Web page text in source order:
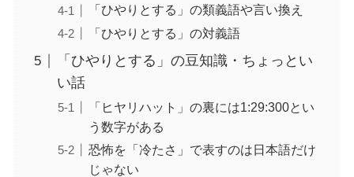
「ひやりとする」の類義語や言い換え
「ひやりとする」の対義語
「ひやりとする」の豆知識・ちょっとい
い話
「ヒヤリハット」の裏には1:29:300とい
う数字がある
恐怖を「冷たさ」で表すのは日本語だけ
じゃない